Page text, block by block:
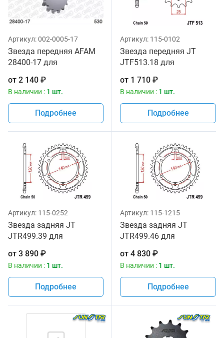
Артикул:002-0005-17
Звезда передняя AFAM
28400-17 для
от 2 140 ₽
В наличии : 1 шт.
Подробнее
Артикул: 115-0102
Звезда передняя JT
JTF513.18 для
от 1 710 ₽
В наличии : 1 шт.
Подробнее
Артикул: 115-0252
Звезда задняя JT
JTR499.39 для
от 3 890 ₽
В наличии : 1 шт.
Подробнее
Артикул: 115-1215
Звезда задняя JT
JTR499.46 для
от 4 830 ₽
В наличии : 1 шт.
Подробнее